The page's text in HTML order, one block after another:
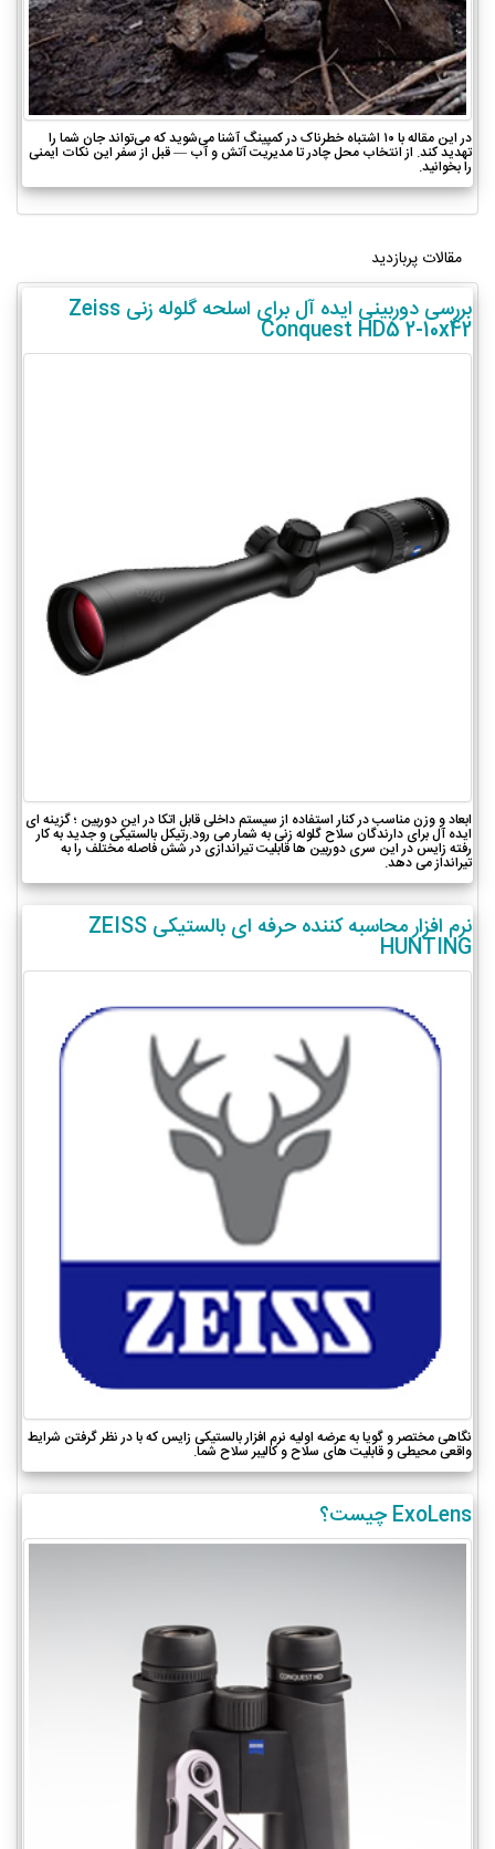
در این مقاله با ۱۰ اشتباه خطرناک در کمپینگ آشنا می‌شوید که می‌تواند جان شما را
تهدید کند. از انتخاب محل چادر تا مدیریت آتش و آب — قبل از سفر این نکات ایمنی
را بخوانید.
مقالات پربازدید
بررسی دوربینی ایده آل برای اسلحه گلوله زنی Zeiss
Conquest HD5 2-10x42
ابعاد و وزن مناسب در کنار استفاده از سیستم داخلی قابل اتکا در این دوربین ؛ گزینه ای
ایده آل برای دارندگان سلاح گلوله زنی به شمار می رود.رتیکل بالستیکی و جدید به کار
رفته زایس در این سری دوربین ها قابلیت تیراندازی در شش فاصله مختلف را به
تیرانداز می دهد.
نرم افزار محاسبه کننده حرفه ای بالستیکی ZEISS
HUNTING
نگاهی مختصر و گویا به عرضه اولیه نرم افزار بالستیکی زایس که با در نظر گرفتن شرایط
واقعی محیطی و قابلیت های سلاح و کالیبر سلاح شما.
ExoLens چیست؟